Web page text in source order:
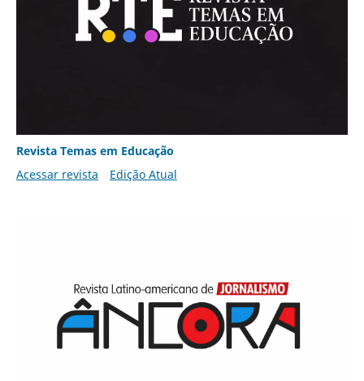
Revista Temas em Educação
Acessar revista
Edição Atual